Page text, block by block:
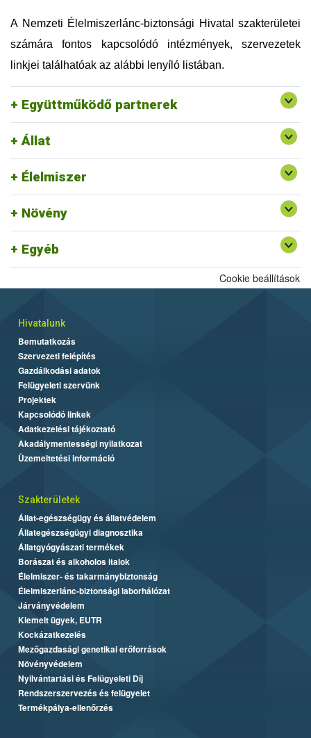
A Nemzeti Élelmiszerlánc-biztonsági Hivatal szakterületei
számára fontos kapcsolódó intézmények, szervezetek
linkjei találhatóak az alábbi lenyíló listában.
Együttműködő partnerek
Szellemi Tulajdon Nemzeti Hivatala (SZTNH)
Táplálkozás, Életmód és Testmozgás Platform
Egyesület (TÉT Platform)
Vám, Jövedéki és Adóügyi Szolgáltatók Szövetsége
(VJASZSZ)
Állat
Élelmiszer
Növény
Egyéb
Rendszerszervezési és Felügyeleti
Igazgatóság ajánlott linkjei
Egységes Nyilvántartási és Azonosítási Rendszer
Felszín Alatti Vizekért Alapítvány
Kölcsönös Megfeleltetés honlap
Cookie beállítások
Hivatalunk
Bemutatkozás
Szervezeti felépítés
Gazdálkodási adatok
Felügyeleti szervünk
Projektek
Kapcsolódó linkek
Adatkezelési tájékoztató
Akadálymentességi nyilatkozat
Üzemeltetési információ
Szakterületek
Állat-egészségügy és állatvédelem
Állategészségügyi diagnosztika
Állatgyógyászati termékek
Borászat és alkoholos italok
Élelmiszer- és takarmánybiztonság
Élelmiszerlánc-biztonsági laborhálózat
Járványvédelem
Kiemelt ügyek, EUTR
Kockázatkezelés
Mezőgazdasági genetikai erőforrások
Növényvédelem
Nyilvántartási és Felügyeleti Díj
Rendszerszervezés és felügyelet
Termékpálya-ellenőrzés